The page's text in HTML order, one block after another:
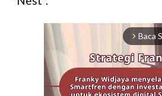
arrow_forward_ios Baca